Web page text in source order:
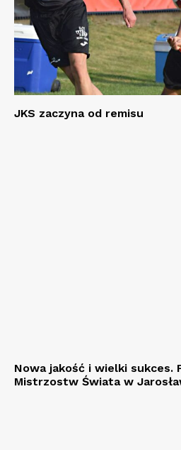
JKS zaczyna od remisu
Nowa jakość i wielki sukces.
Mistrzostw Świata w